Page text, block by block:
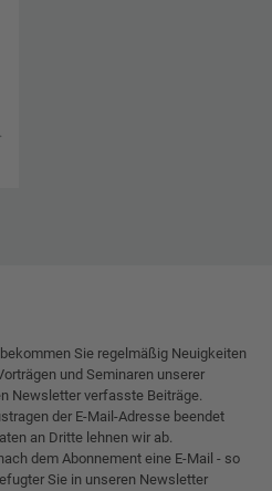
Sie regelmäßig Neuigkeiten
und Seminaren unserer
Newsletter verfasste Beiträge.
der E-Mail-Adresse beendet
an Dritte lehnen wir ab.
dem Abonnement eine E-Mail - so
Sie in unseren Newsletter